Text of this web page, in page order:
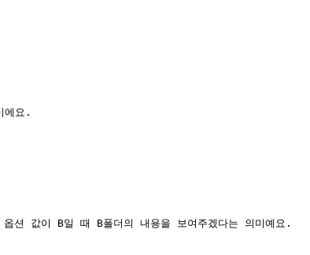
에요.
값이 B일 때 B폴더의 내용을 보여주겠다는 의미예요.